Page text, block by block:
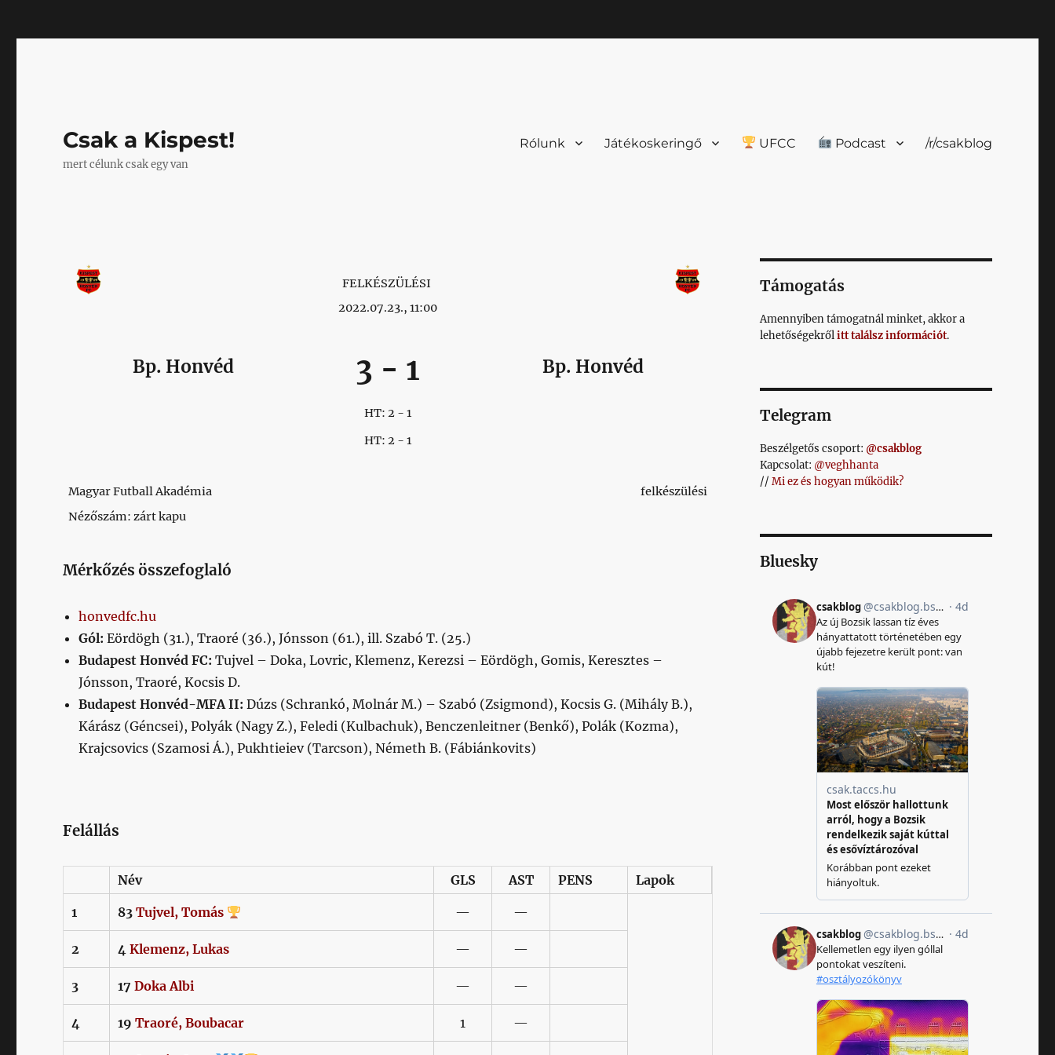
Csak a Kispest!
mert célunk csak egy van
Rólunk Játékoskeringő UFCC Podcast /r/csakblog
FELKÉSZÜLÉSI
2022.07.23., 11:00
Bp. Honvéd 3 - 1 Bp. Honvéd
HT: 2 - 1
HT: 2 - 1
Magyar Futball Akadémia
Nézőszám: zárt kapu
felkészülési
Mérkőzés összefoglaló
honvedfc.hu
Gól: Eördögh (31.), Traoré (36.), Jónsson (61.), ill. Szabó T. (25.)
Budapest Honvéd FC: Tujvel – Doka, Lovric, Klemenz, Kerezsi – Eördögh, Gomis, Keresztes –
Jónsson, Traoré, Kocsis D.
Budapest Honvéd-MFA II: Dúzs (Schrankó, Molnár M.) – Szabó (Zsigmond), Kocsis G. (Mihály B.),
Kárász (Géncsei), Polyák (Nagy Z.), Feledi (Kulbachuk), Benczenleitner (Benkő), Polák (Kozma),
Krajcsovics (Szamosi Á.), Pukhtieiev (Tarcson), Németh B. (Fábiánkovits)
Felállás
Név GLS AST PENS Lapok
1 83Tujvel, Tomás — —
2 4Klemenz, Lukas — —
3 17Doka Albi — —
4 19Traoré, Boubacar 1 —
Támogatás
Amennyiben támogatnál minket, akkor a
lehetőségekrőlitt találsz információt.
Telegram
Beszélgetős csoport: @csakblog
Kapcsolat: @veghhanta
// Mi ez és hogyan működik?
Bluesky